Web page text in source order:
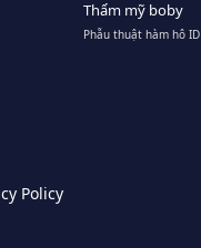
Thẩm mỹ boby
Phẫu thuật hàm hô ID
Policy